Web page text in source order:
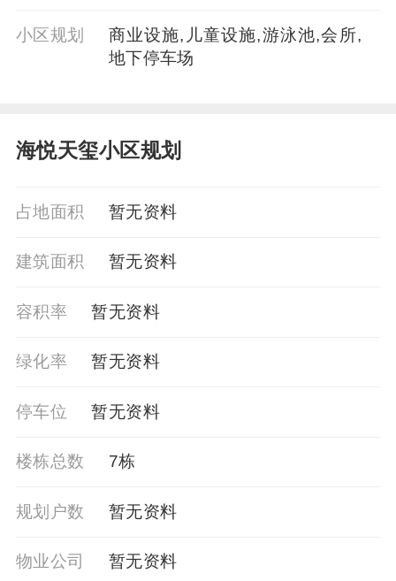
小区规划
商业设施,儿童设施,游泳池,会所,
地下停车场
海悦天玺小区规划
占地面积 暂无资料
建筑面积 暂无资料
容积率 暂⽆资料
绿化率 暂无资料
停车位 暂无资料
楼栋总数 7栋
规划户数 暂无资料
物业公司 暂⽆资料